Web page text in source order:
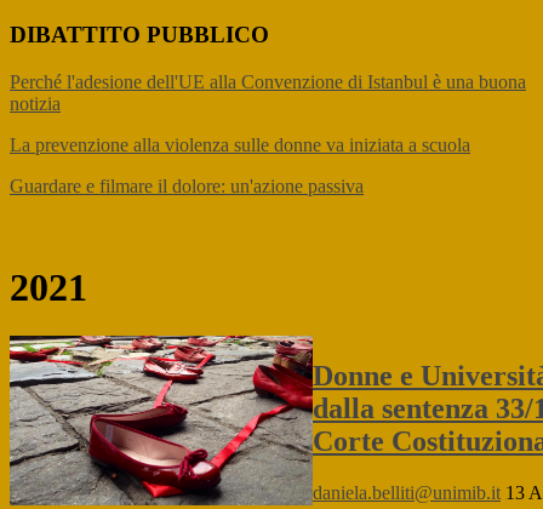
DIBATTITO PUBBLICO
Perché l'adesione dell'UE alla Convenzione di Istanbul è una buona
notizia
La prevenzione alla violenza sulle donne va iniziata a scuola
Guardare e filmare il dolore: un'azione passiva
2021
Donne e
dalla sentenza 33/
Corte
daniela.belliti@unimib.it 13